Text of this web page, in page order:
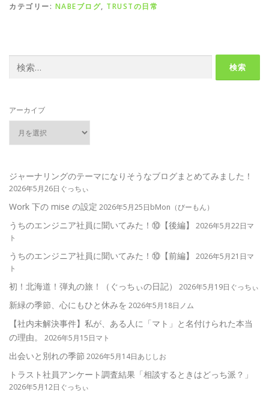
カテゴリー: NABEブログ, TRUSTの日常
索:
アーカイブ
ジャーナリングのテーマになりそうなブログまとめてみました！
2026年5月26日ぐっちぃ
Work 下の mise の設定 2026年5月25日bMon（びーもん）
うちのエンジニア社員に聞いてみた！⑩【後編】
2026年5月22日マ
ト
うちのエンジニア社員に聞いてみた！⑩【前編】
2026年5月21日マ
ト
初！北海道！弾丸の旅！（ぐっちぃの日記） 2026年5月19日ぐっちぃ
新緑の季節、心にもひと休みを 2026年5月18日ノム
【社内未解決事件】私が、ある人に「マト」と名付けられた本当
の理由。
2026年5月15日マト
出会いと別れの季節 2026年5月14日あじしお
トラスト社員アンケート調査結果「相談するときはどっち派？」
2026年5月12日ぐっちぃ